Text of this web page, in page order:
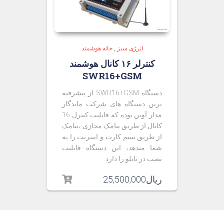
انرژی سبز ,خانه هوشمند
کنترلر ۱۶ کانال هوشمند
SWR16+GSM
دستگاه SWR16+GSM از پیشرفته
ترین دستگاه های شرکت ماندگار
مدار آوین بوده که قابلیت کنترل 16
کانال از طریق پیامک مجازی ،پیامک
از طریق سیم کارت و اینترنت را به
شما میدهد، این دستگاه قابلیت
نصب در تابلو را دارد.
ریال25,500,000